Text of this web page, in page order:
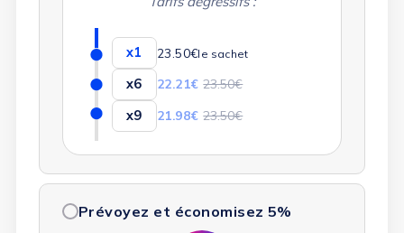
x1 23.50€le sachet
x6 22.21€ 23.50€
x9
21.98€ 23.50€
Prévoyez et économisez 5%